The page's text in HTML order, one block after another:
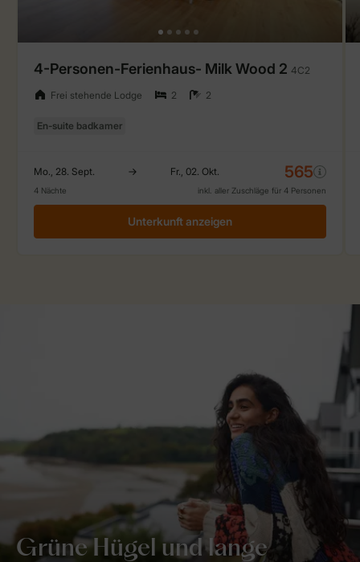
Grüne Hügel und lange